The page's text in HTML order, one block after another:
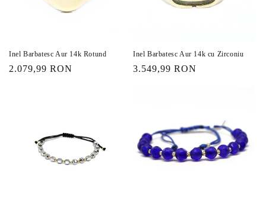
Inel Barbatesc Aur 14k Rotund
Preț
2.079,99 RON
Inel Barbatesc Aur 14k cu Zirconiu
Preț
3.549,99 RON